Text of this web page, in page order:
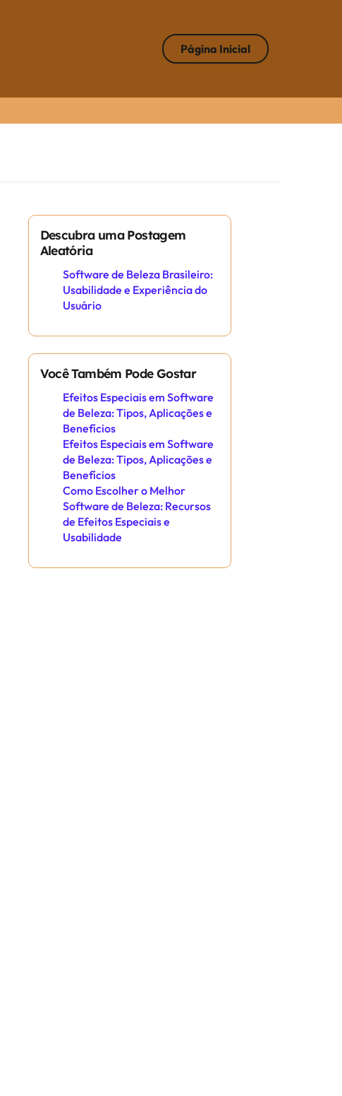
Página Inicial
Descubra uma Postagem
Aleatória
Software de Beleza Brasileiro:
Usabilidade e Experiência do
Usuário
Você Também Pode Gostar
Efeitos Especiais em Software
de Beleza: Tipos, Aplicações e
Benefícios
Efeitos Especiais em Software
de Beleza: Tipos, Aplicações e
Benefícios
Como Escolher o Melhor
Software de Beleza: Recursos
de Efeitos Especiais e
Usabilidade